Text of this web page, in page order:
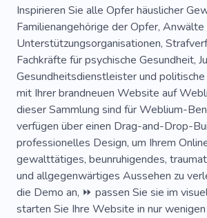
Internationale Organisation
Schutz
Medizinische Hilfe
Zuhause Verloren
Akademie
Primäre Medizinische Hilfe
Vorübergehender Schutz
Bibel
Stiftung
Heilig
Krankenhaus
Auswirkungen
Jesus
Geheimnis
Annahme
Inspirieren Sie alle Opfer häuslicher
Familienangehörige der Opfer, Anwälte
Unterstützungsorganisationen,
Fachkräfte für psychische Gesundheit,
Gesundheitsdienstleister und
mit Ihrer brandneuen Website auf
dieser Sammlung sind für Weblium-
verfügen über einen Drag-and-Drop-
professionelles Design, um Ihrem
gewalttätiges, beunruhigendes,
und allgegenwärtiges Aussehen zu
die Demo an, ⏩ passen Sie sie im
starten Sie Ihre Website in nur